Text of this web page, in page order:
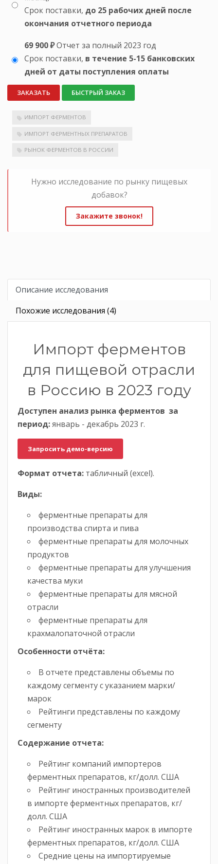
Срок поставки, до 25 рабочих дней после
окончания отчетного периода
69 900 ₽Отчет за полный 2023 год
Срок поставки, в течение 5-15 банковских
дней от даты поступления оплаты
ЗАКАЗАТЬ БЫСТРЫЙ ЗАКАЗ
ИМПОРТ ФЕРМЕНТОВ
ИМПОРТ ФЕРМЕНТНЫХ ПРЕПАРАТОВ
РЫНОК ФЕРМЕНТОВ В РОССИИ
Нужно исследование по рынку пищевых
добавок?
Закажите звонок!
Описание исследования
Похожие исследования (4)
Импорт ферментов
для пищевой отрасли
в Россию в 2023 году
Доступен анализ рынка ферментов за
период:январь - декабрь 2023 г.
Запросить демо-версию
Формат отчета: табличный (excel).
Виды:
ферментные препараты для
производства спирта и пива
ферментные препараты для молочных
продуктов
ферментные препараты для улучшения
качества муки
ферментные препараты для мясной
отрасли
ферментные препараты для
крахмалопаточной отрасли
Особенности отчёта:
В отчете представлены объемы по
каждому сегменту с указанием марки/
марок
Рейтинги представлены по каждому
сегменту
Содержание отчета:
Рейтинг компаний импортеров
ферментных препаратов, кг/долл. США
Рейтинг иностранных производителей
в импорте ферментных препаратов, кг/
долл. США
Рейтинг иностранных марок в импорте
ферментных препаратов, кг/долл. США
Средние цены на импортируемые